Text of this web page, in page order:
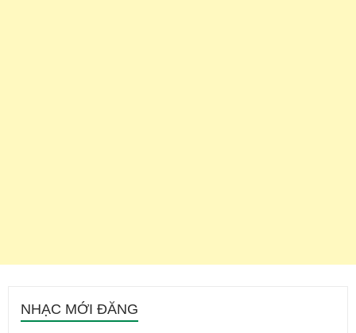
NHẠC MỚI ĐĂNG